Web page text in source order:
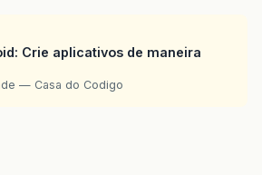
Crie aplicativos de maneira
— Casa do Codigo